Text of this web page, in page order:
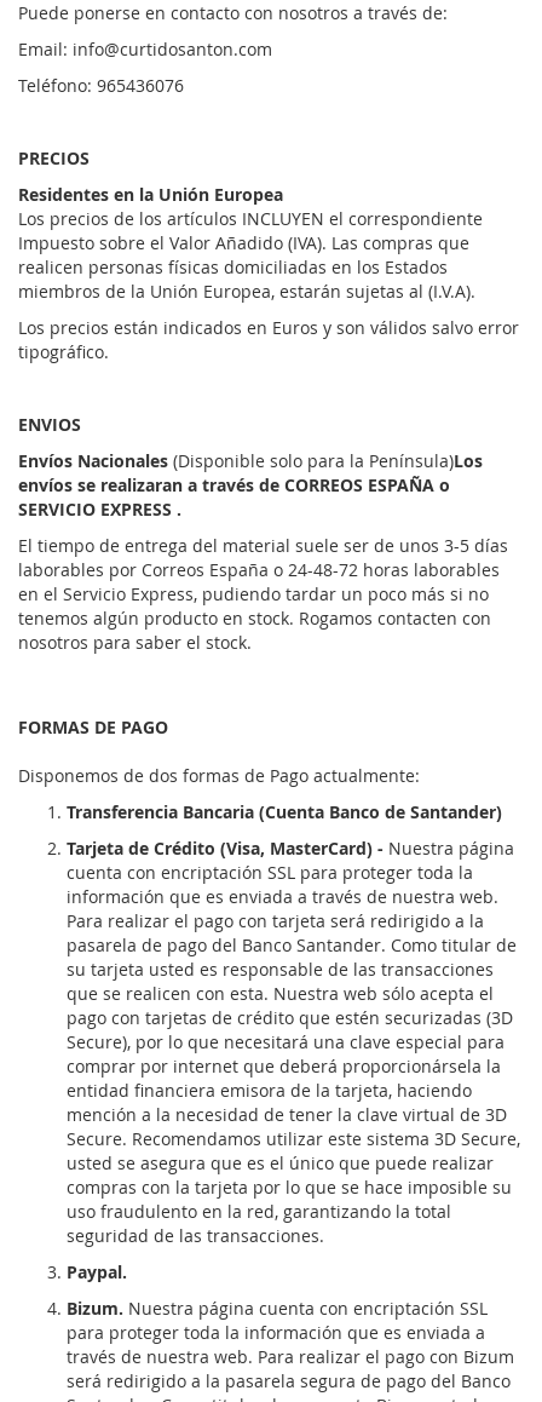
Puede ponerse en contacto con nosotros a través de:
Email: info@curtidosanton.com
Teléfono: 965436076
PRECIOS
Residentes en la Unión Europea
Los precios de los artículos INCLUYEN el correspondiente
Impuesto sobre el Valor Añadido (IVA). Las compras que
realicen personas físicas domiciliadas en los Estados
miembros de la Unión Europea, estarán sujetas al (I.V.A).
Los precios están indicados en Euros y son válidos salvo error
tipográfico.
ENVIOS
Envíos Nacionales (Disponible solo para la Península)Los
envíos se realizaran a través de CORREOS ESPAÑA o
SERVICIO EXPRESS .
El tiempo de entrega del material suele ser de unos 3-5 días
laborables por Correos España o 24-48-72 horas laborables
en el Servicio Express, pudiendo tardar un poco más si no
tenemos algún producto en stock. Rogamos contacten con
nosotros para saber el stock.
FORMAS DE PAGO
Disponemos de dos formas de Pago actualmente:
Transferencia Bancaria (Cuenta Banco de Santander)
Tarjeta de Crédito (Visa, MasterCard) - Nuestra página
cuenta con encriptación SSL para proteger toda la
información que es enviada a través de nuestra web.
Para realizar el pago con tarjeta será redirigido a la
pasarela de pago del Banco Santander. Como titular de
su tarjeta usted es responsable de las transacciones
que se realicen con esta. Nuestra web sólo acepta el
pago con tarjetas de crédito que estén securizadas (3D
Secure), por lo que necesitará una clave especial para
comprar por internet que deberá proporcionársela la
entidad financiera emisora de la tarjeta, haciendo
mención a la necesidad de tener la clave virtual de 3D
Secure. Recomendamos utilizar este sistema 3D Secure,
usted se asegura que es el único que puede realizar
compras con la tarjeta por lo que se hace imposible su
uso fraudulento en la red, garantizando la total
seguridad de las transacciones.
Paypal.
Bizum. Nuestra página cuenta con encriptación SSL
para proteger toda la información que es enviada a
través de nuestra web. Para realizar el pago con Bizum
será redirigido a la pasarela segura de pago del Banco